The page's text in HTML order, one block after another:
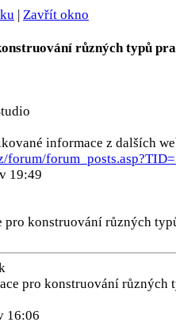
| Zavřít okno
různých typů
informace z dalších
forum/
19:49
pro konstruování různých
pro konstruování různých
16:06